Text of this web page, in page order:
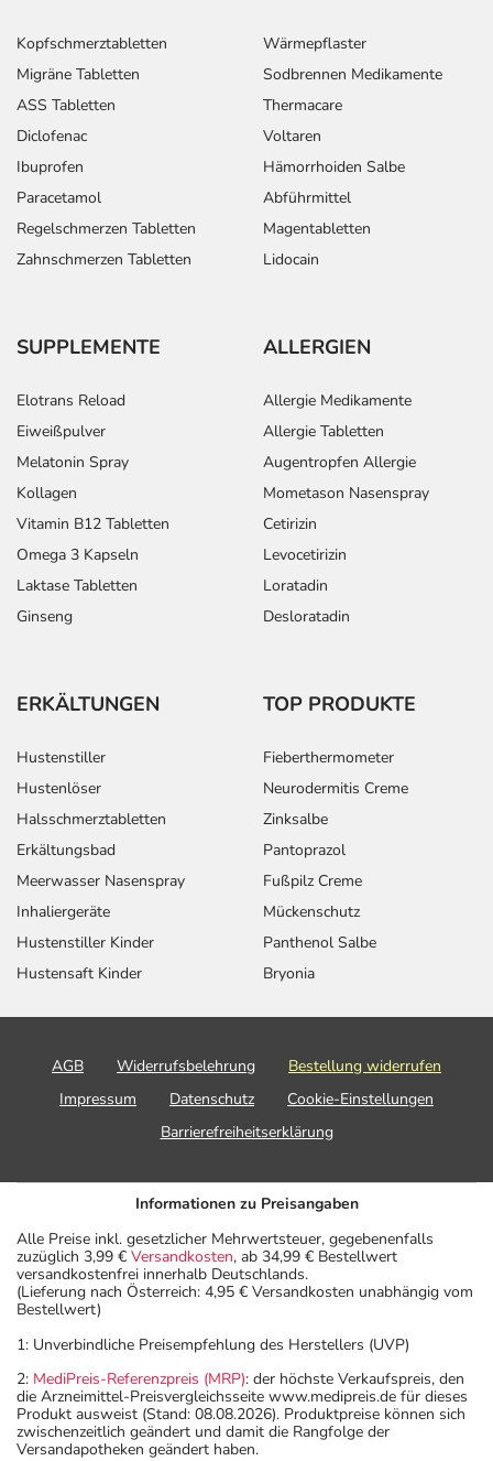
Kopfschmerztabletten
Migräne Tabletten
ASS Tabletten
Diclofenac
Ibuprofen
Paracetamol
Regelschmerzen Tabletten
Zahnschmerzen Tabletten
Wärmepflaster
Sodbrennen Medikamente
Thermacare
Voltaren
Hämorrhoiden Salbe
Abführmittel
Magentabletten
Lidocain
SUPPLEMENTE
Elotrans Reload
Eiweißpulver
Melatonin Spray
Kollagen
Vitamin B12 Tabletten
Omega 3 Kapseln
Laktase Tabletten
Ginseng
ALLERGIEN
Allergie Medikamente
Allergie Tabletten
Augentropfen Allergie
Mometason Nasenspray
Cetirizin
Levocetirizin
Loratadin
Desloratadin
ERKÄLTUNGEN
Hustenstiller
Hustenlöser
Halsschmerztabletten
Erkältungsbad
Meerwasser Nasenspray
Inhaliergeräte
Hustenstiller Kinder
Hustensaft Kinder
TOP PRODUKTE
Fieberthermometer
Neurodermitis Creme
Zinksalbe
Pantoprazol
Fußpilz Creme
Mückenschutz
Panthenol Salbe
Bryonia
AGB Widerrufsbelehrung
Bestellung widerrufen
Impressum
Datenschutz
Cookie-Einstellungen
Barrierefreiheitserklärung
Informationen zu Preisangaben
Alle Preise inkl. gesetzlicher Mehrwertsteuer, gegebenenfalls
zuzüglich 3,99 € Versandkosten, ab 34,99 € Bestellwert
versandkostenfrei innerhalb Deutschlands.
(Lieferung nach Österreich: 4,95 € Versandkosten unabhängig vom
Bestellwert)
1: Unverbindliche Preisempfehlung des Herstellers (UVP)
2: MediPreis-Referenzpreis (MRP): der höchste Verkaufspreis, den
die Arzneimittel-Preisvergleichsseite www.medipreis.de für dieses
Produkt ausweist (Stand: 08.08.2026). Produktpreise können sich
zwischenzeitlich geändert und damit die Rangfolge der
Versandapotheken geändert haben.